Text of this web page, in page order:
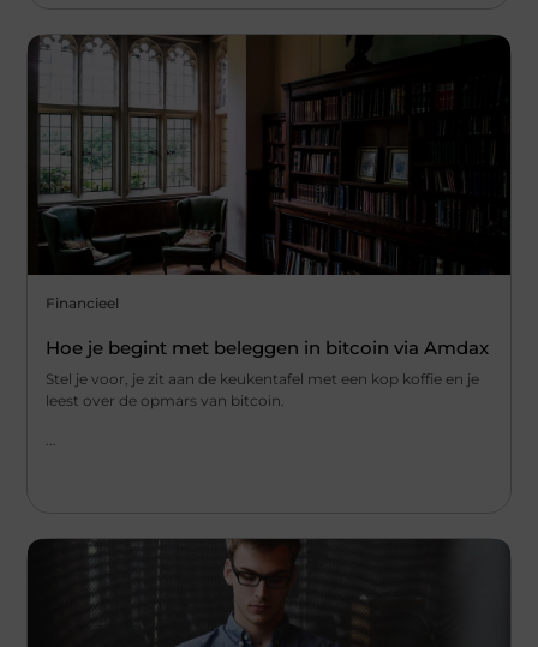
Financieel
Hoe je begint met beleggen in bitcoin via Amdax
Stel je voor, je zit aan de keukentafel met een kop koffie en je
leest over de opmars van bitcoin.